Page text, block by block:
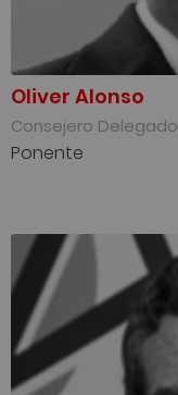
Oliver Alonso
Consejero
Ponente